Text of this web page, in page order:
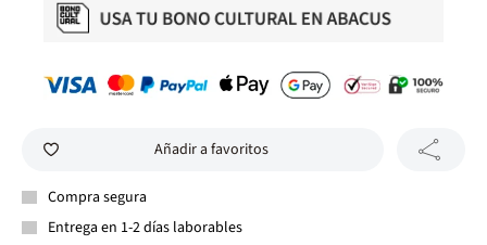
Añadir a favoritos
Compra segura
Entrega en 1-2 días laborables